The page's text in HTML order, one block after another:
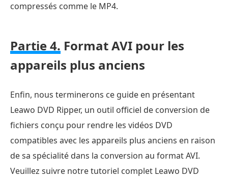
compressés comme le MP4.
Partie 4. Format AVI pour les
appareils plus anciens
Enfin, nous terminerons ce guide en présentant
Leawo DVD Ripper, un outil officiel de conversion de
fichiers conçu pour rendre les vidéos DVD
compatibles avec les appareils plus anciens en raison
de sa spécialité dans la conversion au format AVI.
Veuillez suivre notre tutoriel complet Leawo DVD